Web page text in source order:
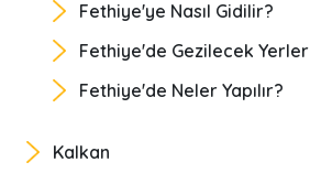
Fethiye'ye Nasıl Gidilir?
Fethiye'de Gezilecek Yerler
Fethiye'de Neler Yapılır?
Kalkan